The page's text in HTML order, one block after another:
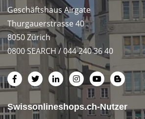
Geschäftshaus Airgate
Thurgauerstrasse 40
8050 Zürich
0800 SEARCH / 044 240 36 40
Swissonlineshops.ch-Nutzer